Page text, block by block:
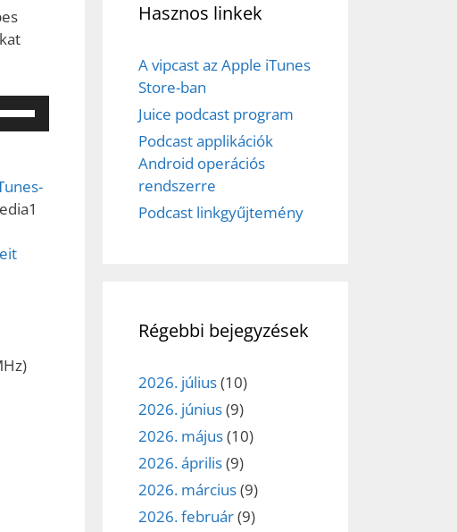
Hasznos linkek
A vipcast az Apple iTunes
Store-ban
Juice podcast program
Podcast applikációk
Android operációs
rendszerre
Podcast linkgyűjtemény
Régebbi bejegyzések
2026. július(10)
2026. június(9)
2026. május(10)
2026. április(9)
2026. március(9)
2026. február(9)